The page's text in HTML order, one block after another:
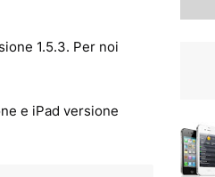
1.5.3. Per noi
e iPad versione